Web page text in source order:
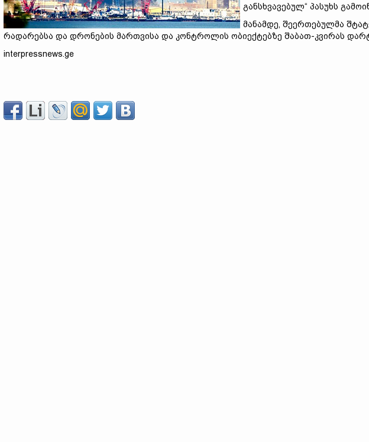
განსხვავებულ“ პასუხს
მანამდე, შეერთებულმა
რადარებსა და დრონების მართვისა და კონტროლის ობიექტებზე შაბათ-კვირას
interpressnews.ge